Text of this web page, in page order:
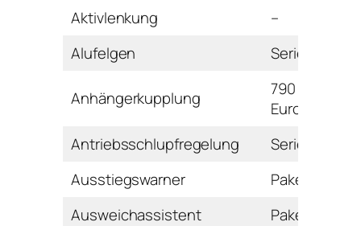
Aktivlenkung
–
Alufelgen
Serie
Anhängerkupplung
790
Euro
Antriebsschlupfregelung
Serie
Ausstiegswarner
Paket
Ausweichassistent
Paket